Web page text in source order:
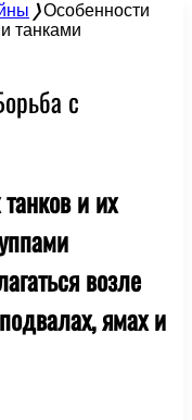
❭Особенности
танками
с
и их
возле
ямах и